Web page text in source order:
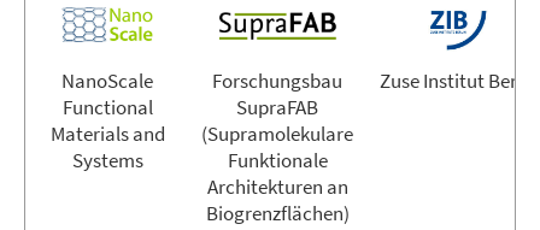
NanoScale
Functional
Materials and
Systems
Forschungsbau
SupraFAB
(Supramolekulare
Funktionale
Architekturen an
Biogrenzflächen)
Zuse Institut Berlin